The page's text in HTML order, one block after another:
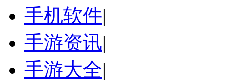
手机软件|
手游资讯|
手游大全|